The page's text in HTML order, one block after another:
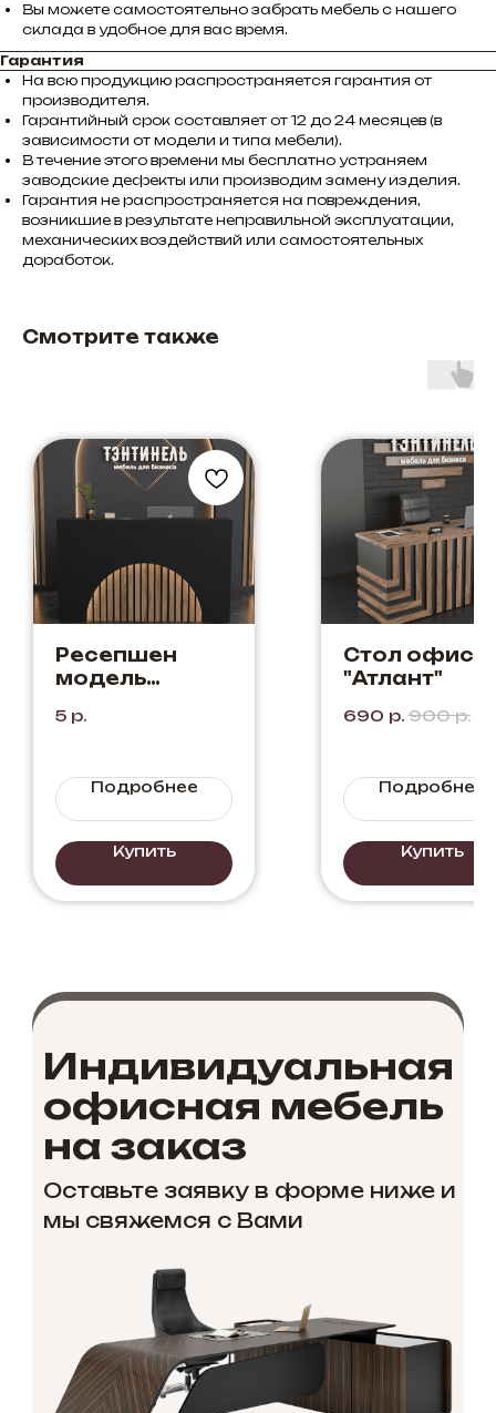
Вы можете самостоятельно забрать мебель с нашего
склада в удобное для вас время.
Гарантия
На всю продукцию распространяется гарантия от
производителя.
Гарантийный срок составляет от 12 до 24 месяцев (в
зависимости от модели и типа мебели).
В течение этого времени мы бесплатно устраняем
заводские дефекты или производим замену изделия.
Гарантия не распространяется на повреждения,
возникшие в результате неправильной эксплуатации,
механических воздействий или самостоятельных
доработок.
Смотрите также
Ресепшен
модель
Вотан+Черный
5 р.
Подробнее
Купить
Стол
"Атлант"
690 р. 900 р.
Подробнее
Купить
Оставьте заявку в форме ниже и
мы свяжемся с Вами
Индивидуальная
офисная мебель
на заказ